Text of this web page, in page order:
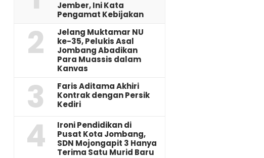
Jember, Ini Kata
Pengamat Kebijakan ‎
2
Jelang Muktamar NU
ke-35, Pelukis Asal
Jombang Abadikan
Para Muassis dalam
Kanvas
3
Faris Aditama Akhiri
Kontrak dengan Persik
Kediri
4
Ironi Pendidikan di
Pusat Kota Jombang,
SDN Mojongapit 3 Hanya
Terima Satu Murid Baru